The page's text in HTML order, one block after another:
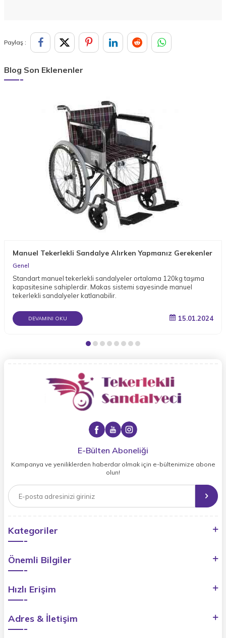
Paylaş :
Blog Son Eklenenler
Manuel Tekerlekli Sandalye Alırken Yapmanız Gerekenler
Genel
Standart manuel tekerlekli sandalyeler ortalama 120kg taşıma
kapasitesine sahiplerdir. Makas sistemi sayesinde manuel
tekerlekli sandalyeler katlanabilir.
DEVAMINI OKU 15.01.2024
E-Bülten Aboneliği
Kampanya ve yeniliklerden haberdar olmak için e-bültenimize abone
olun!
Kategoriler
Önemli Bilgiler
Hızlı Erişim
Adres & İletişim